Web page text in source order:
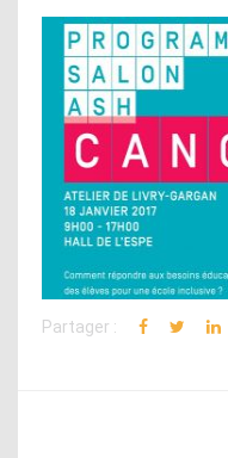
Partager :